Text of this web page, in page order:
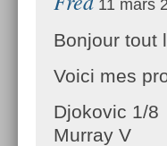
11 mars
Bonjour tout
Voici mes
Djokovic 1/8
Murray V